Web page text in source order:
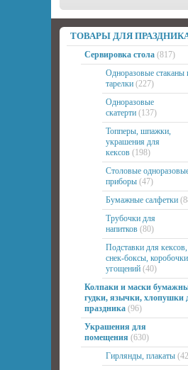
ТОВАРЫ ДЛЯ
Сервировка стола (817)
Одноразовые стаканы
тарелки (227)
Одноразовые
скатерти (137)
Топперы, шпажки,
украшения для
кексов (198)
Столовые
приборы (47)
Бумажные салфетки
Трубочки для
напитков (80)
Подставки для кексов,
снек-боксы,
угощений (40)
Колпаки и маски
гудки, язычки, хлопушки
праздника (96)
Украшения для
помещения (630)
Гирлянды, плакаты